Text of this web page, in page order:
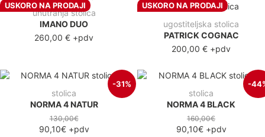
USKORO NA PRODAJI
unutranja stolica
IMANO DUO
260,00 € +pdv
USKORO NA PRODAJI
ugostiteljska stolica
PATRICK COGNAC
200,00 € +pdv
-31%
stolica
NORMA 4 NATUR
130,00€
90,10€+pdv
-
stolica
NORMA 4 BLACK
160,00€
90,10€+pdv